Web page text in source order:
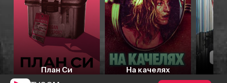
План Си На качелях